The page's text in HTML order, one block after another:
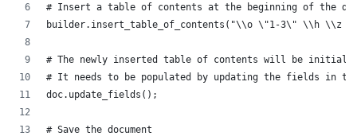
# Insert a table of contents at the beginning of the
builder.insert_table_of_contents("\\o \"1-3\" \\h \\z
# The newly inserted table of contents will be initially
# It needs to be populated by updating the fields in the
doc.update_fields();
# Save the document